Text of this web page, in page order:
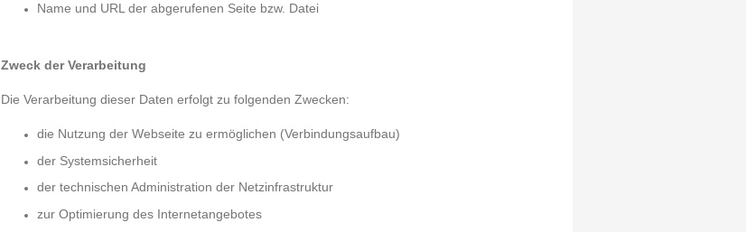
Name und URL der abgerufenen Seite bzw. Datei
Zweck der Verarbeitung
Die Verarbeitung dieser Daten erfolgt zu folgenden Zwecken:
die Nutzung der Webseite zu ermöglichen (Verbindungsaufbau)
der Systemsicherheit
der technischen Administration der Netzinfrastruktur
zur Optimierung des Internetangebotes